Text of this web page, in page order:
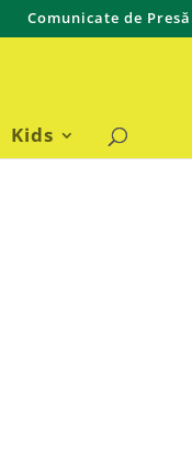
Comunicate de Presă
Kids